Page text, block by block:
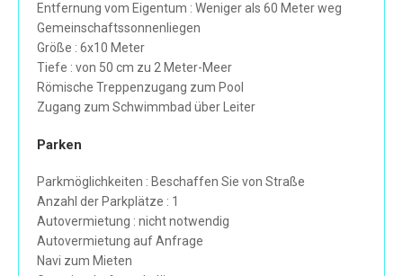
Entfernung vom Eigentum : Weniger als 60 Meter weg
Gemeinschaftssonnenliegen
Größe : 6x10 Meter
Tiefe : von 50 cm zu 2 Meter-Meer
Römische Treppenzugang zum Pool
Zugang zum Schwimmbad über Leiter
Parken
Parkmöglichkeiten : Beschaffen Sie von Straße
Anzahl der Parkplätze : 1
Autovermietung : nicht notwendig
Autovermietung auf Anfrage
Navi zum Mieten